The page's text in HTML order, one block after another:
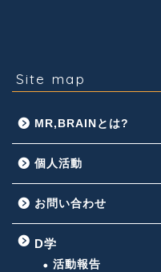
Site map
MR,BRAINとは?
個人活動
お問い合わせ
D学
活動報告